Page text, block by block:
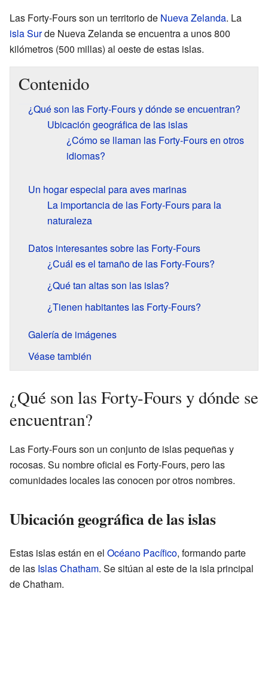
Las Forty-Fours son un territorio de Nueva Zelanda. La
isla Surde Nueva Zelanda se encuentra a unos 800
kilómetros (500 millas) al oeste de estas islas.
Contenido
¿Qué son las Forty-Fours y dónde se encuentran?
Ubicación geográfica de las islas
¿Cómo se llaman las Forty-Fours en otros
idiomas?
Un hogar especial para aves marinas
La importancia de las Forty-Fours para la
naturaleza
Datos interesantes sobre las Forty-Fours
¿Cuál es el tamaño de las Forty-Fours?
¿Qué tan altas son las islas?
¿Tienen habitantes las Forty-Fours?
Galería de imágenes
Véase también
¿Qué son las Forty-Fours y dónde se
encuentran?
Las Forty-Fours son un conjunto de islas pequeñas y
rocosas. Su nombre oficial es Forty-Fours, pero las
comunidades locales las conocen por otros nombres.
Ubicación geográfica de las islas
Estas islas están en el Océano Pacífico, formando parte
de las Islas Chatham. Se sitúan al este de la isla principal
de Chatham.